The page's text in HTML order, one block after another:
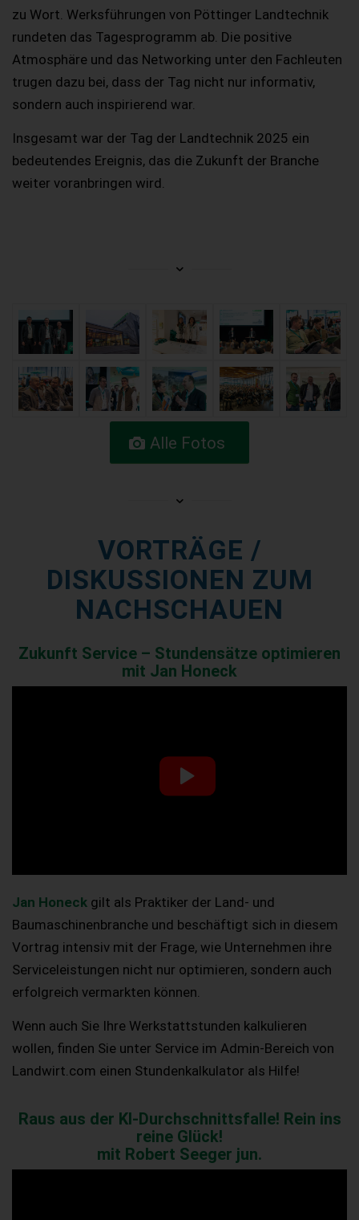
zu Wort. Werksführungen von Pöttinger Landtechnik
rundeten das Tagesprogramm ab. Die positive
Atmosphäre und das Networking unter den Fachleuten
trugen dazu bei, dass der Tag nicht nur informativ,
sondern auch inspirierend war.
Insgesamt war der Tag der Landtechnik 2025 ein
bedeutendes Ereignis, das die Zukunft der Branche
weiter voranbringen wird.
Alle Fotos
VORTRÄGE /
DISKUSSIONEN ZUM
NACHSCHAUEN
Zukunft Service – Stundensätze optimieren
mit Jan Honeck
Jan Honeck gilt als Praktiker der Land- und
Baumaschinenbranche und beschäftigt sich in diesem
Vortrag intensiv mit der Frage, wie Unternehmen ihre
Serviceleistungen nicht nur optimieren, sondern auch
erfolgreich vermarkten können.
Wenn auch Sie Ihre Werkstattstunden kalkulieren
wollen, finden Sie unter Service im Admin-Bereich von
Landwirt.com einen Stundenkalkulator als Hilfe!
Raus aus der KI-Durchschnittsfalle! Rein ins
reine Glück!
mit Robert Seeger jun.